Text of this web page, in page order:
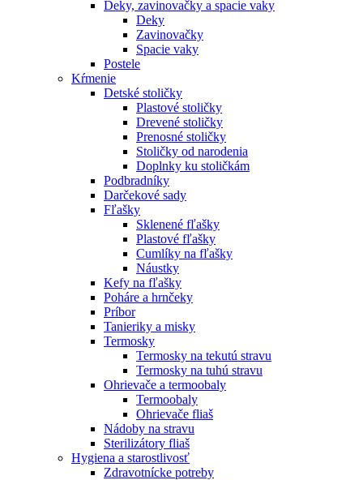
Deky, zavinovačky a spacie vaky
Deky
Zavinovačky
Spacie vaky
Postele
Kŕmenie
Detské stoličky
Plastové stoličky
Drevené stoličky
Prenosné stoličky
Stoličky od narodenia
Doplnky ku stoličkám
Podbradníky
Darčekové sady
Fľašky
Sklenené fľašky
Plastové fľašky
Cumlíky na fľašky
Náustky
Kefy na fľašky
Poháre a hrnčeky
Príbor
Tanieriky a misky
Termosky
Termosky na tekutú stravu
Termosky na tuhú stravu
Ohrievače a termoobaly
Termoobaly
Ohrievače fliaš
Nádoby na stravu
Sterilizátory fliaš
Hygiena a starostlivosť
Zdravotnícke potreby